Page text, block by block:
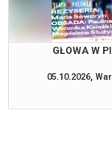
GŁOWA W
05.10.2026,